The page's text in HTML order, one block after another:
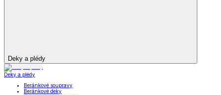
Deky a plédy
Deky a plédy
Beránkové soupravy
Beránkové deky